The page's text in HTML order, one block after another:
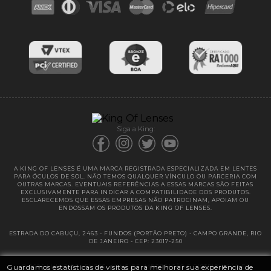
Guardamos estatísticas de visitas para melhorar sua experiência de
Blog
Cores das lentes
Entregas
Siga a King:
A KING OF LENSES É UMA MARCA REGISTRADA ESPECIALIZADA EM LENTES
PARA ÓCULOS DE SOL. NÃO TEMOS QUALQUER VÍNCULO OU PARCERIA COM
OUTRAS MARCAS. EVENTUAIS REFERÊNCIAS A ESSAS MARCAS SÃO FEITAS
EXCLUSIVAMENTE PARA INDICAR A COMPATIBILIDADE DOS PRODUTOS.
ESCLARECEMOS QUE ESSAS EMPRESAS NÃO PATROCINAM, APOIAM OU
ENDOSSAM OS PRODUTOS DA KING OF LENSES.
ESTRADA DO CABUÇU, 2463 - FUNDOS (PORTÃO PRETO) - CAMPO GRANDE, RIO
DE JANEIRO - CEP: 23017-250
@ 2025 | KING OF LENSES - KING OF IMPORTAÇÃO E DISTRIBUIÇÃO DE